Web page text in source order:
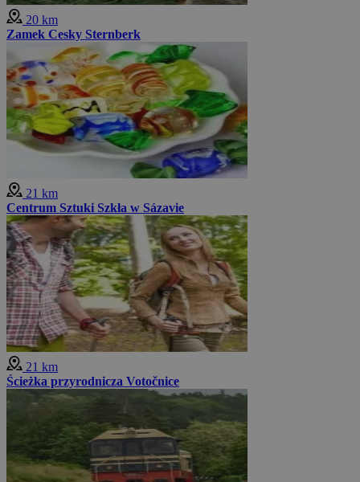
20 km
Zamek Cesky Sternberk
21 km
Centrum Sztuki Szkła w Sázavie
21 km
Ścieżka przyrodnicza Votočnice